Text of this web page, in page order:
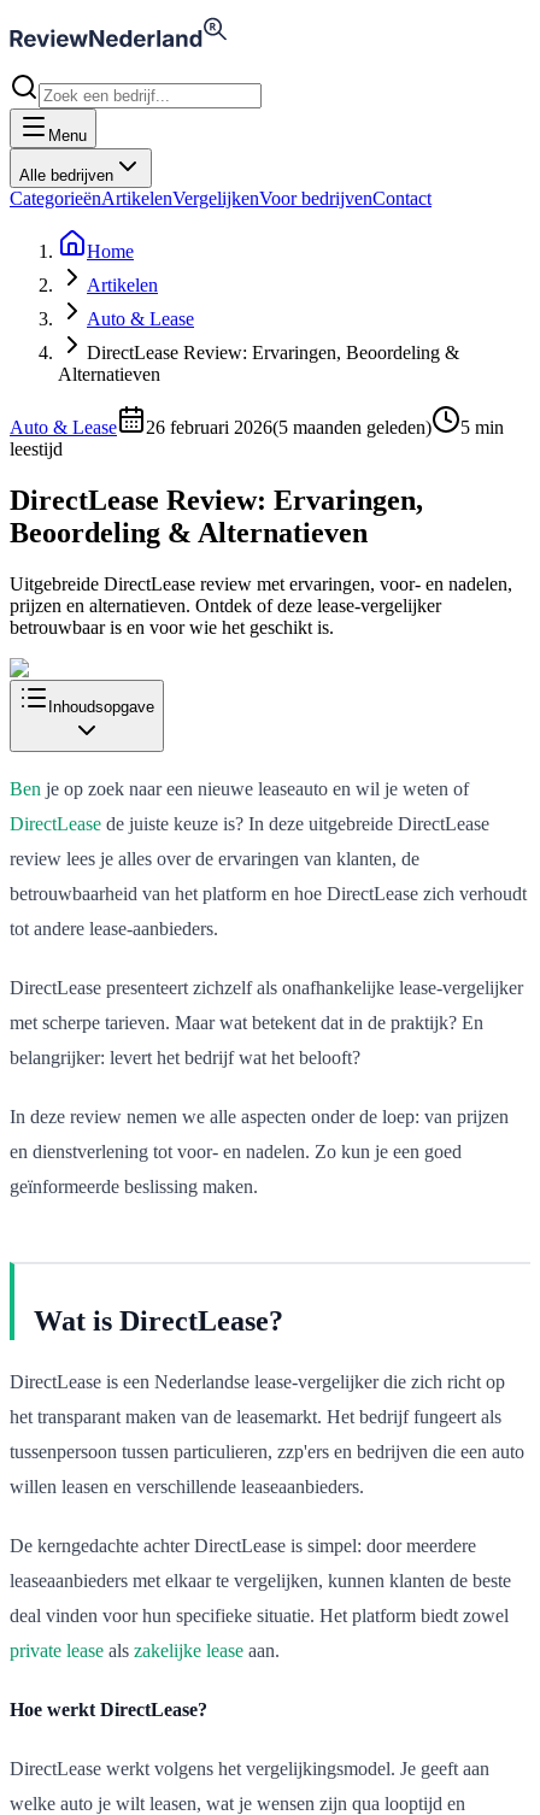
Menu
Alle bedrijven
CategorieënArtikelenVergelijkenVoor bedrijvenContact
Home
Artikelen
Auto & Lease
DirectLease Review: Ervaringen, Beoordeling &
Alternatieven
Auto & Lease 26 februari 2026(5 maanden geleden) 5 min
leestijd
DirectLease Review: Ervaringen,
Beoordeling & Alternatieven
Uitgebreide DirectLease review met ervaringen, voor- en nadelen,
prijzen en alternatieven. Ontdek of deze lease-vergelijker
betrouwbaar is en voor wie het geschikt is.
Inhoudsopgave
Ben je op zoek naar een nieuwe leaseauto en wil je weten of
DirectLease de juiste keuze is? In deze uitgebreide DirectLease
review lees je alles over de ervaringen van klanten, de
betrouwbaarheid van het platform en hoe DirectLease zich verhoudt
tot andere lease-aanbieders.
DirectLease presenteert zichzelf als onafhankelijke lease-vergelijker
met scherpe tarieven. Maar wat betekent dat in de praktijk? En
belangrijker: levert het bedrijf wat het belooft?
In deze review nemen we alle aspecten onder de loep: van prijzen
en dienstverlening tot voor- en nadelen. Zo kun je een goed
geïnformeerde beslissing maken.
Wat is DirectLease?
DirectLease is een Nederlandse lease-vergelijker die zich richt op
het transparant maken van de leasemarkt. Het bedrijf fungeert als
tussenpersoon tussen particulieren, zzp'ers en bedrijven die een auto
willen leasen en verschillende leaseaanbieders.
De kerngedachte achter DirectLease is simpel: door meerdere
leaseaanbieders met elkaar te vergelijken, kunnen klanten de beste
deal vinden voor hun specifieke situatie. Het platform biedt zowel
private lease als zakelijke lease aan.
Hoe werkt DirectLease?
DirectLease werkt volgens het vergelijkingsmodel. Je geeft aan
welke auto je wilt leasen, wat je wensen zijn qua looptijd en